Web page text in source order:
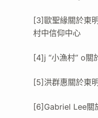
[3]歐聖緣關於東
村中信仰中心
[4]j “小漁村” o關
[5]洪群惠關於東
[6]Gabriel Lee關